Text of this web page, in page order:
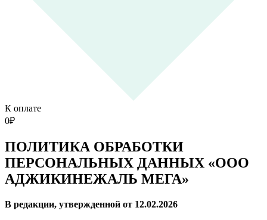
К оплате
0₽
ПОЛИТИКА ОБРАБОТКИ
ПЕРСОНАЛЬНЫХ ДАННЫХ «ООО
АДЖИКИНЕЖАЛЬ МЕГА»
В редакции, утвержденной от 12.02.2026